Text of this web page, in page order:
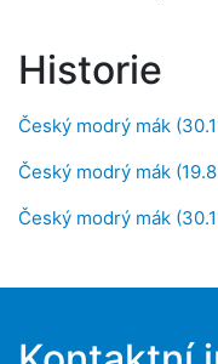
Historie
Český modrý mák
Český modrý mák
Český modrý mák